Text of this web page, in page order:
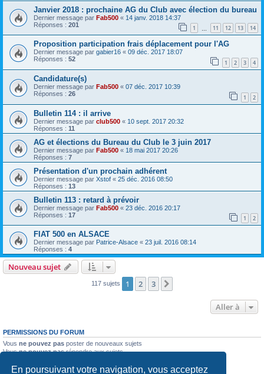
En poursuivant votre navigation, vous acceptez
Janvier 2018 : prochaine AG du Club avec élection du bureau
Dernier message par Fab500 « 14 janv. 2018 14:37
Réponses : 201 1 11 12 13 14
Proposition participation frais déplacement pour l'AG
Dernier message par gabier16 « 09 déc. 2017 18:07
Réponses : 52 1 2 3 4
Candidature(s)
Dernier message par Fab500 « 07 déc. 2017 10:39
Réponses : 26 1 2
Bulletin 114 : il arrive
Dernier message par club500 « 10 sept. 2017 20:32
Réponses : 11
AG et élections du Bureau du Club le 3 juin 2017
Dernier message par Fab500 « 18 mai 2017 20:26
Réponses : 7
Présentation d'un prochain adhérent
Dernier message par Xstof « 25 déc. 2016 08:50
Réponses : 13
Bulletin 113 : retard à prévoir
Dernier message par Fab500 « 23 déc. 2016 20:17
Réponses : 17 1 2
FIAT 500 en ALSACE
Dernier message par Patrice-Alsace « 23 juil. 2016 08:14
Réponses : 4
Nouveau sujet
117 sujets 1 2 3
Aller à
PERMISSIONS DU FORUM
Vous ne pouvez pas poster de nouveaux sujets
Vousne pouvez pasrépondre aux sujets
Vousne pouvez passupprimer vos messages